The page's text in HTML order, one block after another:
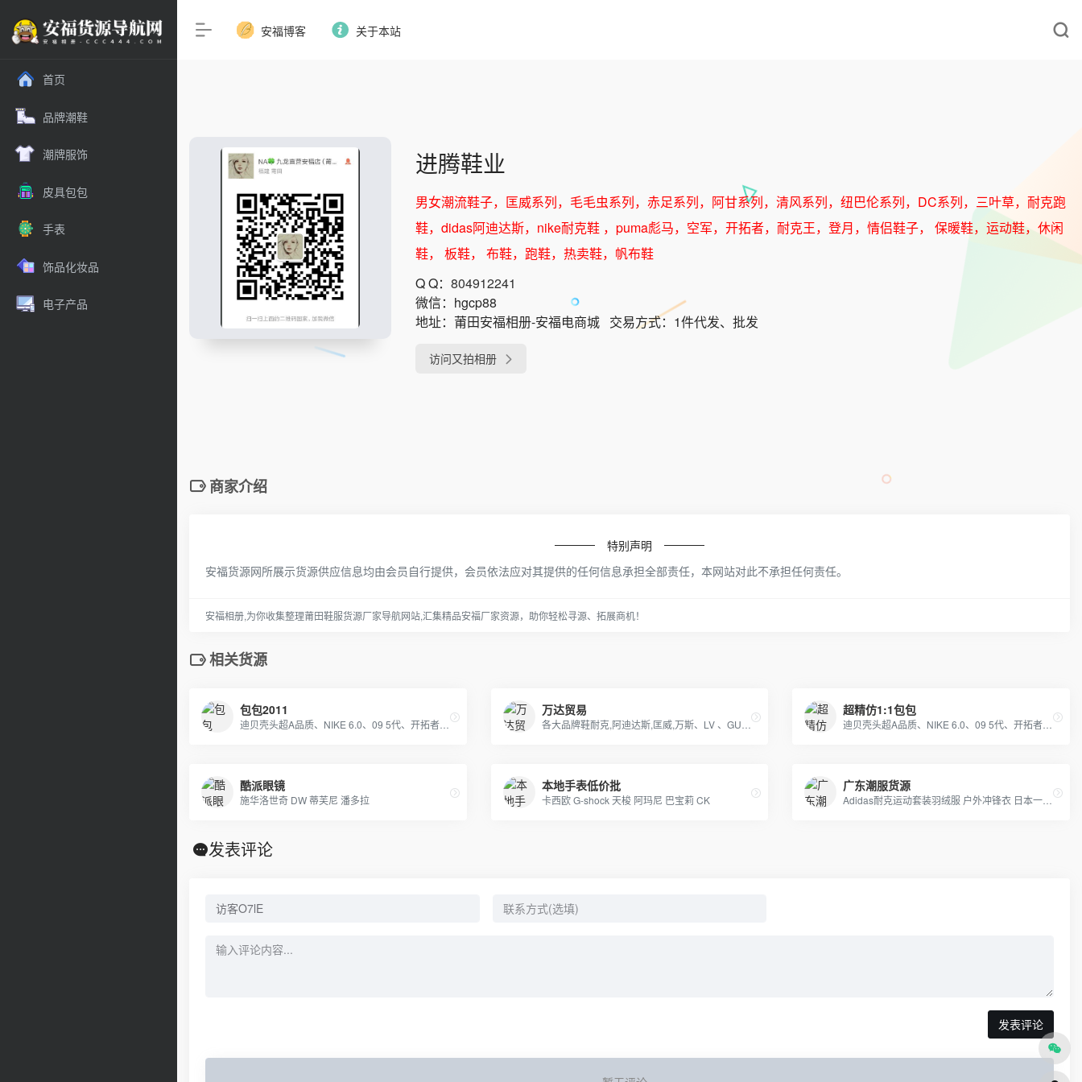
首页
品牌潮鞋
潮牌服饰
皮具包包
手表
饰品化妆品
电子产品
安福博客 关于本站
进腾鞋业
男女潮流鞋子，匡威系列，毛毛虫系列，赤足系列，阿甘系列，清风系列，纽巴伦系列，DC系列，三叶草，耐克跑
鞋，didas阿迪达斯，nike耐克鞋 ，puma彪马，空军，开拓者，耐克王，登月，情侣鞋子， 保暖鞋，运动鞋，休闲
鞋， 板鞋， 布鞋，跑鞋，热卖鞋，帆布鞋
Q Q： 804912241
微信： hgcp88
地址： 莆田安福相册-安福电商城 交易方式： 1件代发、批发
访问又拍相册
商家介绍
特别声明
安福货源网所展示货源供应信息均由会员自行提供，会员依法应对其提供的任何信息承担全部责任，本网站对此不承担任何责任。
安福相册,为你收集整理莆田鞋服货源厂家导航网站,汇集精品安福厂家资源，助你轻松寻源、拓展商机！
相关货源
包包2011 万达贸易 超精仿1:1包包
酷派眼镜
施华洛世奇 DW 蒂芙尼 潘多拉
本地手表低价批
卡西欧 G-shock 天梭 阿玛尼 巴宝莉 CK
广东潮服货源
发表评论
发表评论